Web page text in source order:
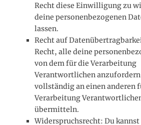
Recht diese Einwilligung zu
deine personenbezogenen
lassen.
Recht auf
Recht, alle deine
von dem für die Verarbeitung
Verantwortlichen anzufordern
vollständig an einen anderen
Verarbeitung
übermitteln.
Widerspruchsrecht: Du kannst